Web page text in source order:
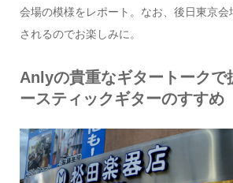
会場の模様をレポート。なお、後日東京会
されるのでお楽しみに。
Anlyの貴重なギタートークで
ースティックギターのすすめ